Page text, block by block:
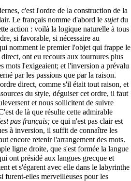
c'est l'ordre de la construction de la
Le français nomme d'abord le sujetdu
action : voilà la logique naturelle à tous
si favorable, si nécessaire au
nomment le premier l'objet qui frappe le
ont eu recours aux tournures plus
mots l'exigeaient; et l'inversion a prévalu
par les passions que par la raison.
direct, comme s'il était tout raison, et
du style, déguiser cet ordre, il faut
et nous sollicitent de suivre
de là que résulte cette admirable
pas français; ce qui n'est pas clair est
à inversion, il suffit de connaître les
encore retenir l'arrangement des mots.
ligne droite, que s'est formée la langue
ont présidé aux langues grecque et
et s'égarent avec elle dans le labyrinthe
furent-elles merveilleuses pour les